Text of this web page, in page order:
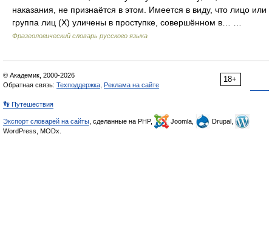
наказания, не признаётся в этом. Имеется в виду, что лицо или
группа лиц (Х) уличены в проступке, совершённом в… …
Фразеологический словарь русского языка
18+
© Академик, 2000-2026
Обратная связь: Техподдержка Реклама на сайте
👣 Путешествия
Экспорт словарей на сайты , сделанные на PHP, Joomla,
Drupal,
WordPress, MODx.